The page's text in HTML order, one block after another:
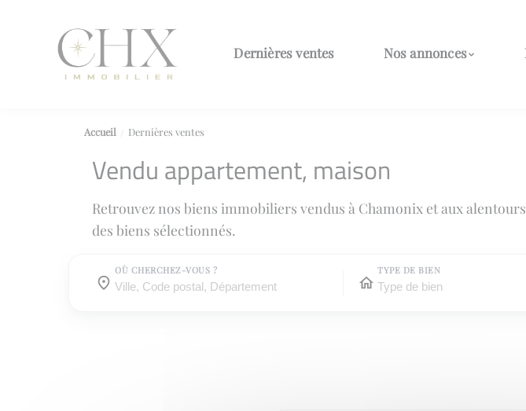
Dernières ventes Nos annonces
Accueil Dernières ventes
Vendu appartement, maison
Retrouvez nos biens immobiliers vendus à Chamonix et aux
des biens sélectionnés.
OÙ CHERCHEZ-VOUS ?
Où cherchez-vous ?
Où cherchez-vous ?
TYPE DE BIEN